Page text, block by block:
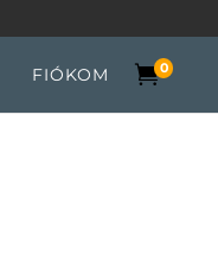
FIÓKOM 0